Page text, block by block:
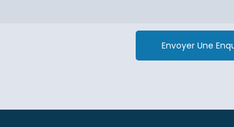
Envoyer Une